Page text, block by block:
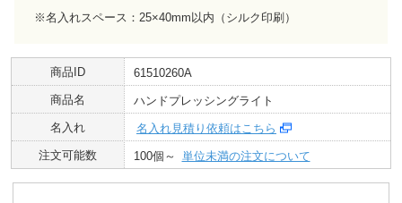
※名入れスペース：25×40mm以内（シルク印刷）
商品ID
61510260A
商品名
ハンドプレッシングライト
名入れ
名入れ見積り依頼はこちら
注文可能数
100個～ 単位未満の注文について